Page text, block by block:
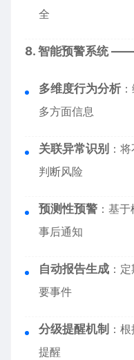
全
8. 智能预警系统
多维度行为分析
多方面信息
关联异常识别 ：
判断风险
预测性预警 ：基
事后通知
自动报告生成 ：
要事件
分级提醒机制 ：
提醒